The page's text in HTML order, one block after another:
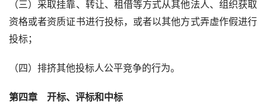
（三）采取挂靠、转让、租借等方式从其他法人、组织获取
资格或者资质证书进行投标，或者以其他方式弄虚作假进行
投标；
（四）排挤其他投标人公平竞争的行为。
第四章　开标、评标和中标